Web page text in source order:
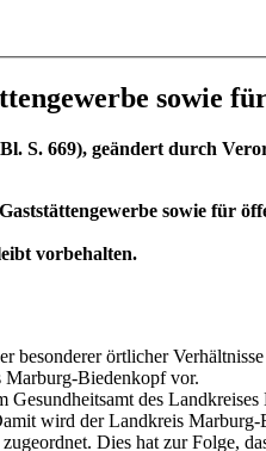
sowie
S. 669), geändert durch
sowie für
vorbehalten.
örtlicher
Biedenkopf vor.
des
wird der Landkreis
Dies hat zur Folge,